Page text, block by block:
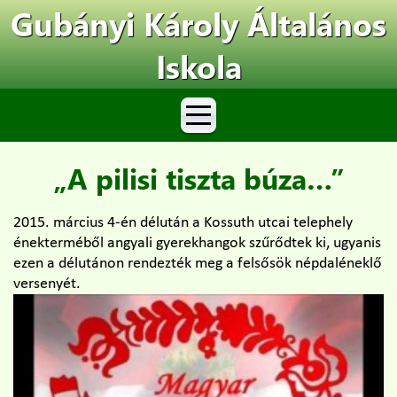
Gubányi Károly Általános
Iskola
„A pilisi tiszta búza…”
2015. március 4-én délután a Kossuth utcai telephely
énekterméből angyali gyerekhangok szűrődtek ki, ugyanis
ezen a délutánon rendezték meg a felsősök népdaléneklő
versenyét.